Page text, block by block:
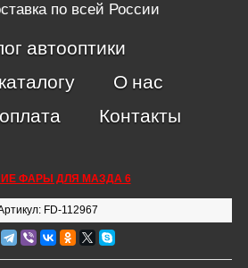
по всей России
автооптики
О нас
Контакты
ФАРЫ ДЛЯ МАЗДА 6
FD-112967